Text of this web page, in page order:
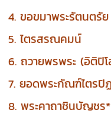
4. ขอขมาพระรัตนตรัย
5. ไตรสรณคมน์
6. ถวายพรพระ (อิติปิ
7. ยอดพระกัณฑ์ไตรปิ
8. พระคาถาชินบัญชร